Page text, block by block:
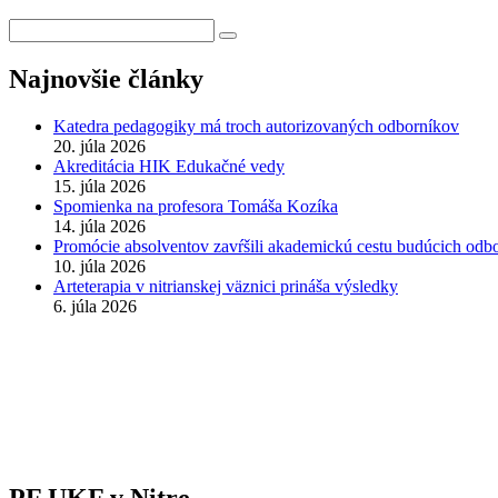
Najnovšie články
Katedra pedagogiky má troch autorizovaných odborníkov
20. júla 2026
Akreditácia HIK Edukačné vedy
15. júla 2026
Spomienka na profesora Tomáša Kozíka
14. júla 2026
Promócie absolventov zavŕšili akademickú cestu budúcich
10. júla 2026
Arteterapia v nitrianskej väznici prináša výsledky
6. júla 2026